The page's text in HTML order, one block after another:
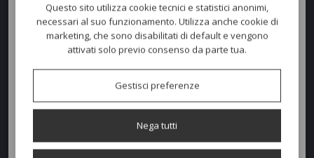
Poltrona PASHA
, interamente realizzata in policarbonato. Disponibile
in diversi colori, sia full colour che trasparenti. Adatta anche per uso
esterno. Possibile aggiungere optional come cuscino seduta o vestina.
Dimensioni e peso
Questo sito utilizza cookie tecnici e statistici anonimi,
necessari al suo funzionamento. Utilizza anche cookie di
marketing, che sono disabilitati di default e vengono
attivati solo previo consenso da parte tua.
Gestisci preferenze
Nega tutti